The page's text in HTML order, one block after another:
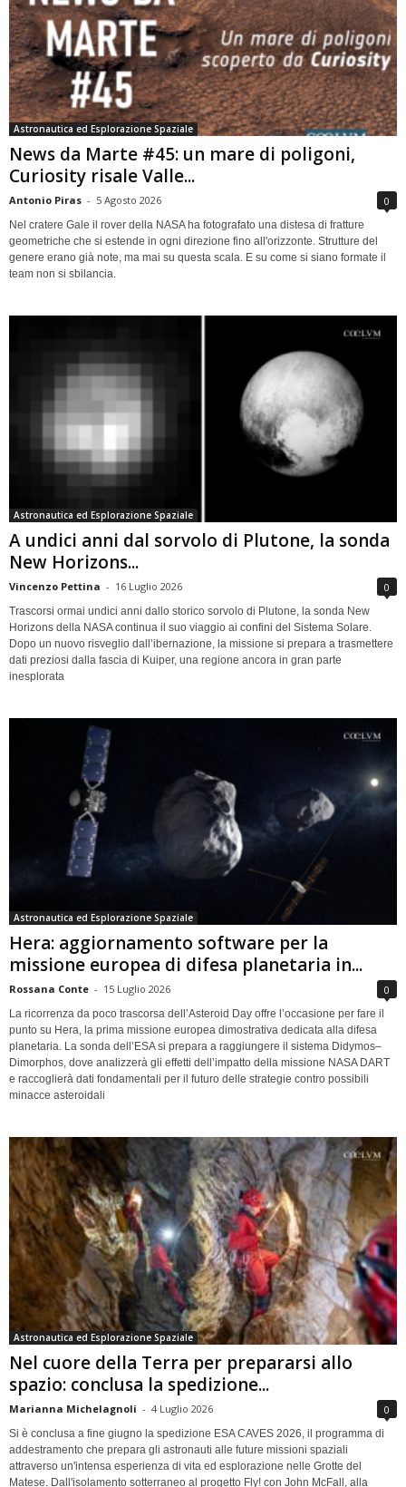
Astronautica ed Esplorazione Spaziale
News da Marte #45: un mare di poligoni,
Curiosity risale Valle...
Antonio Piras - 5 Agosto 2026 0
Nel cratere Gale il rover della NASA ha fotografato una distesa di fratture
geometriche che si estende in ogni direzione fino all'orizzonte. Strutture del
genere erano già note, ma mai su questa scala. E su come si siano formate il
team non si sbilancia.
Astronautica ed Esplorazione Spaziale
A undici anni dal sorvolo di Plutone, la sonda
New Horizons...
Vincenzo Pettina - 16 Luglio 2026 0
Trascorsi ormai undici anni dallo storico sorvolo di Plutone, la sonda New
Horizons della NASA continua il suo viaggio ai confini del Sistema Solare.
Dopo un nuovo risveglio dall’ibernazione, la missione si prepara a trasmettere
dati preziosi dalla fascia di Kuiper, una regione ancora in gran parte
inesplorata
Astronautica ed Esplorazione Spaziale
Hera: aggiornamento software per la
missione europea di difesa planetaria in...
Rossana Conte - 15 Luglio 2026 0
La ricorrenza da poco trascorsa dell’Asteroid Day offre l’occasione per fare il
punto su Hera, la prima missione europea dimostrativa dedicata alla difesa
planetaria. La sonda dell’ESA si prepara a raggiungere il sistema Didymos–
Dimorphos, dove analizzerà gli effetti dell’impatto della missione NASA DART
e raccoglierà dati fondamentali per il futuro delle strategie contro possibili
minacce asteroidali
Astronautica ed Esplorazione Spaziale
Nel cuore della Terra per prepararsi allo
spazio: conclusa la spedizione...
Marianna Michelagnoli - 4 Luglio 2026 0
Si è conclusa a fine giugno la spedizione ESA CAVES 2026, il programma di
addestramento che prepara gli astronauti alle future missioni spaziali
attraverso un'intensa esperienza di vita ed esplorazione nelle Grotte del
Matese. Dall'isolamento sotterraneo al progetto Fly! con John McFall, alla